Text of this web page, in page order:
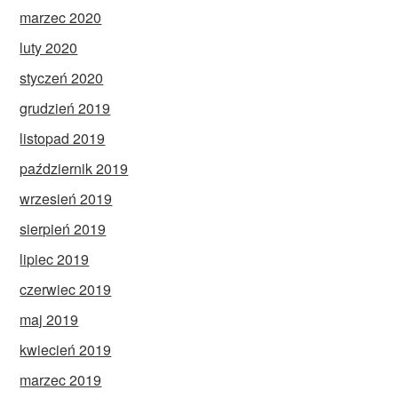
marzec 2020
luty 2020
styczeń 2020
grudzień 2019
listopad 2019
październik 2019
wrzesień 2019
sierpień 2019
lipiec 2019
czerwiec 2019
maj 2019
kwiecień 2019
marzec 2019